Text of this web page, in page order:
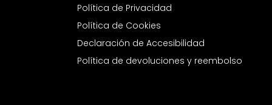
Política de Privacidad
Política de Cookies
Declaración de Accesibilidad
Política de devoluciones y reembolso